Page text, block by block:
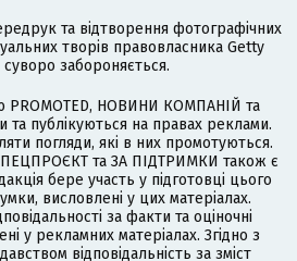
та відтворення фотографічних
творів правовласника Getty
забороняється.
PROMOTED, НОВИНИ КОМПАНІЙ та
публікуються на правах реклами.
погляди, які в них промотуються.
та ЗА ПІДТРИМКИ також є
бере участь у підготовці цього
висловлені у цих матеріалах.
за факти та оціночні
у рекламних матеріалах. Згідно з
відповідальність за зміст